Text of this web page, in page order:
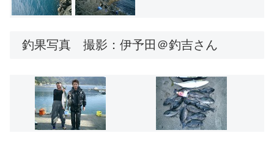
釣果写真 撮影：伊予田＠釣吉さん